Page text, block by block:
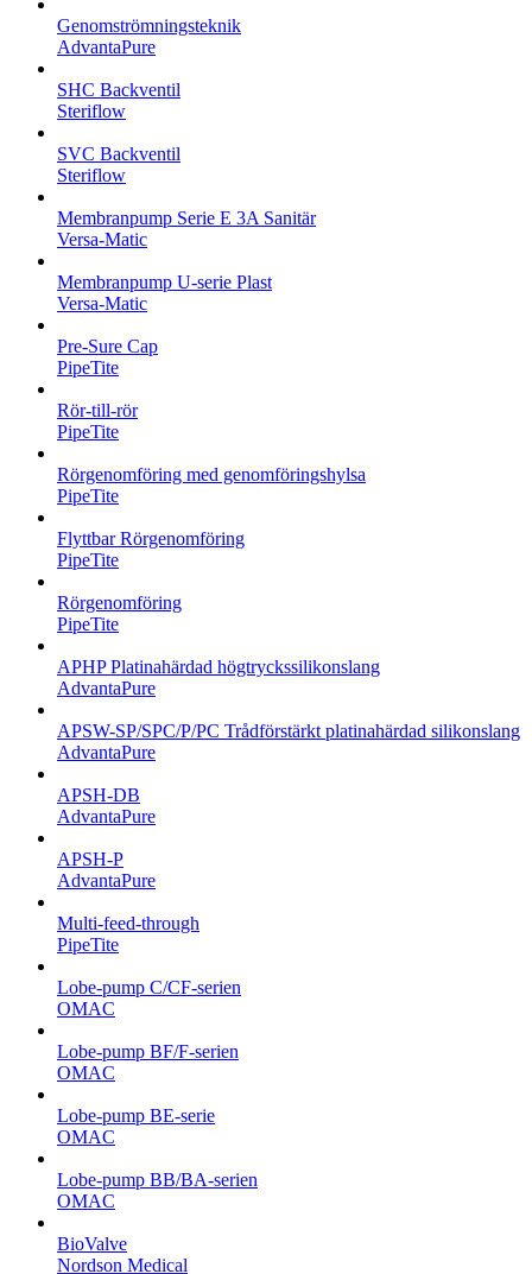
Genomströmningsteknik
AdvantaPure
SHC Backventil
Steriflow
SVC Backventil
Steriflow
Membranpump Serie E 3A Sanitär
Versa-Matic
Membranpump U-serie Plast
Versa-Matic
Pre-Sure Cap
PipeTite
Rör-till-rör
PipeTite
Rörgenomföring med genomföringshylsa
PipeTite
Flyttbar Rörgenomföring
PipeTite
Rörgenomföring
PipeTite
APHP Platinahärdad högtryckssilikonslang
AdvantaPure
APSW-SP/SPC/P/PC Trådförstärkt platinahärdad silikonslang
AdvantaPure
APSH-DB
AdvantaPure
APSH-P
AdvantaPure
Multi-feed-through
PipeTite
Lobe-pump C/CF-serien
OMAC
Lobe-pump BF/F-serien
OMAC
Lobe-pump BE-serie
OMAC
Lobe-pump BB/BA-serien
OMAC
BioValve
Nordson Medical